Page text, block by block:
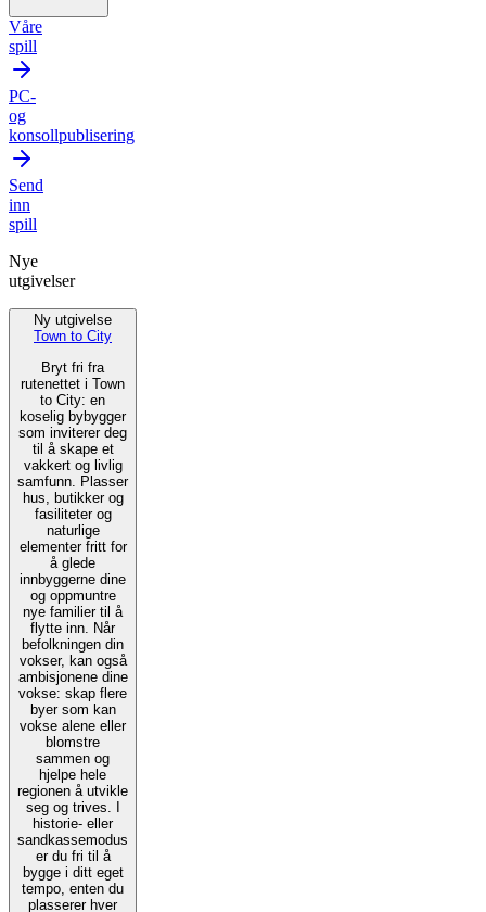
Våre
spill
PC-
og
konsollpublisering
Send
inn
spill
Nye
utgivelser
Ny utgivelse
Town to City
Bryt fri fra
rutenettet i Town
to City: en
koselig bybygger
som inviterer deg
til å skape et
vakkert og livlig
samfunn. Plasser
hus, butikker og
fasiliteter og
naturlige
elementer fritt for
å glede
innbyggerne dine
og oppmuntre
nye familier til å
flytte inn. Når
befolkningen din
vokser, kan også
ambisjonene dine
vokse: skap flere
byer som kan
vokse alene eller
blomstre
sammen og
hjelpe hele
regionen å utvikle
seg og trives. I
historie- eller
sandkassemodus
er du fri til å
bygge i ditt eget
tempo, enten du
plasserer hver